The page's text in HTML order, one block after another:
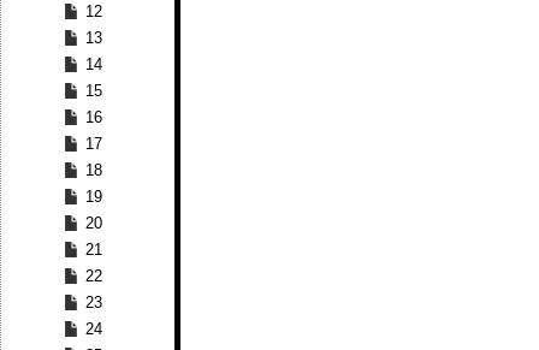
12
13
14
15
16
17
18
19
20
21
22
23
24